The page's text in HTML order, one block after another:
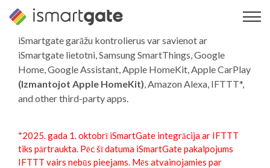
Pāriet
saturuiSmartgate garāžu kontrolierus var savienot ar
iSmartgate lietotni, Samsung SmartThings, Google
Home, Google Assistant, Apple HomeKit,Apple CarPlay
(Izmantojot Apple HomeKit), Amazon Alexa, IFTTT*,
and other third-party apps.
*2025. gada 1. oktobrī iSmartGate integrācija ar IFTTT
tiks pārtraukta. Pēc šī datuma iSmartGate pakalpojums
IFTTT vairs nebūs pieejams. Mēs atvainojamies par